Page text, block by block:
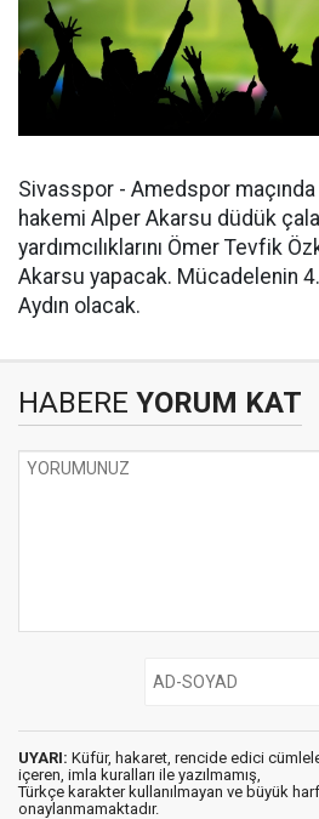
Sivasspor - Amedspor
hakemi Alper Akarsu düdük
yardımcılıklarını Ömer Tevfik
Akarsu yapacak. Mücadelenin
Aydın olacak.
HABERE YORUM KAT
UYARI: Küfür, hakaret, rencide edici
içeren, imla kuralları ile yazılmamış,
Türkçe karakter kullanılmayan ve büyük
onaylanmamaktadır.